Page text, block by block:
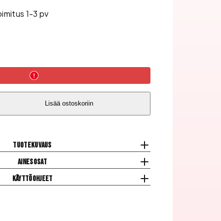
1-3 pv
Lisää ostoskoriin
Tuotekuvaus
Ainesosat
Käyttöohjeet